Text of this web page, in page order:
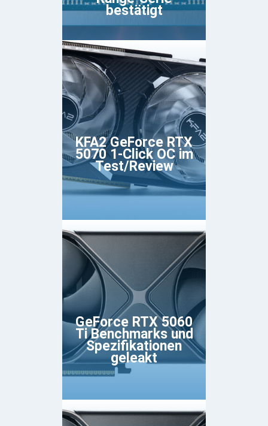
bestätigt
KFA2 GeForce RTX
5070 1-Click OC im
Test/Review
GeForce RTX 5060
Ti Benchmarks und
Spezifikationen
geleakt